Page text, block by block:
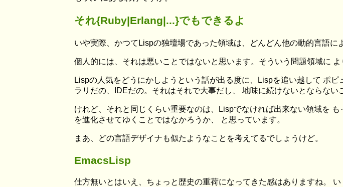
それ{Ruby|Erlang|...}でもできるよ
いや実際、かつてLispの独壇場であった領域は、どんどん他の動的言語に
個人的には、それは悪いことではないと思います。そういう問題領域に
Lispの人気をどうにかしようという話が出る度に、Lispを追い越して ポ
ラリだの、IDEだの。それはそれで大事だし、 地味に続けないとならない
けれど、それと同じくらい重要なのは、Lispでなければ出来ない領域を
を進化させてゆくことではなかろうか、 と思っています。
まあ、どの言語デザイナも似たようなことを考えてるでしょうけど。
EmacsLisp
仕方無いとはいえ、ちょっと歴史の重荷になってきた感はありますね。